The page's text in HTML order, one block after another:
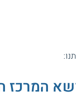
המרכז